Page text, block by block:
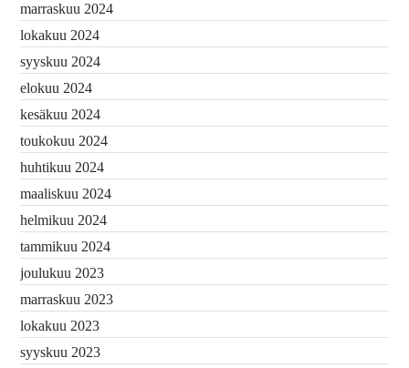
marraskuu 2024
lokakuu 2024
syyskuu 2024
elokuu 2024
kesäkuu 2024
toukokuu 2024
huhtikuu 2024
maaliskuu 2024
helmikuu 2024
tammikuu 2024
joulukuu 2023
marraskuu 2023
lokakuu 2023
syyskuu 2023